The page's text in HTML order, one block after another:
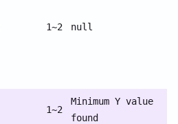
1~2 null
1~2
Minimum Y value
found